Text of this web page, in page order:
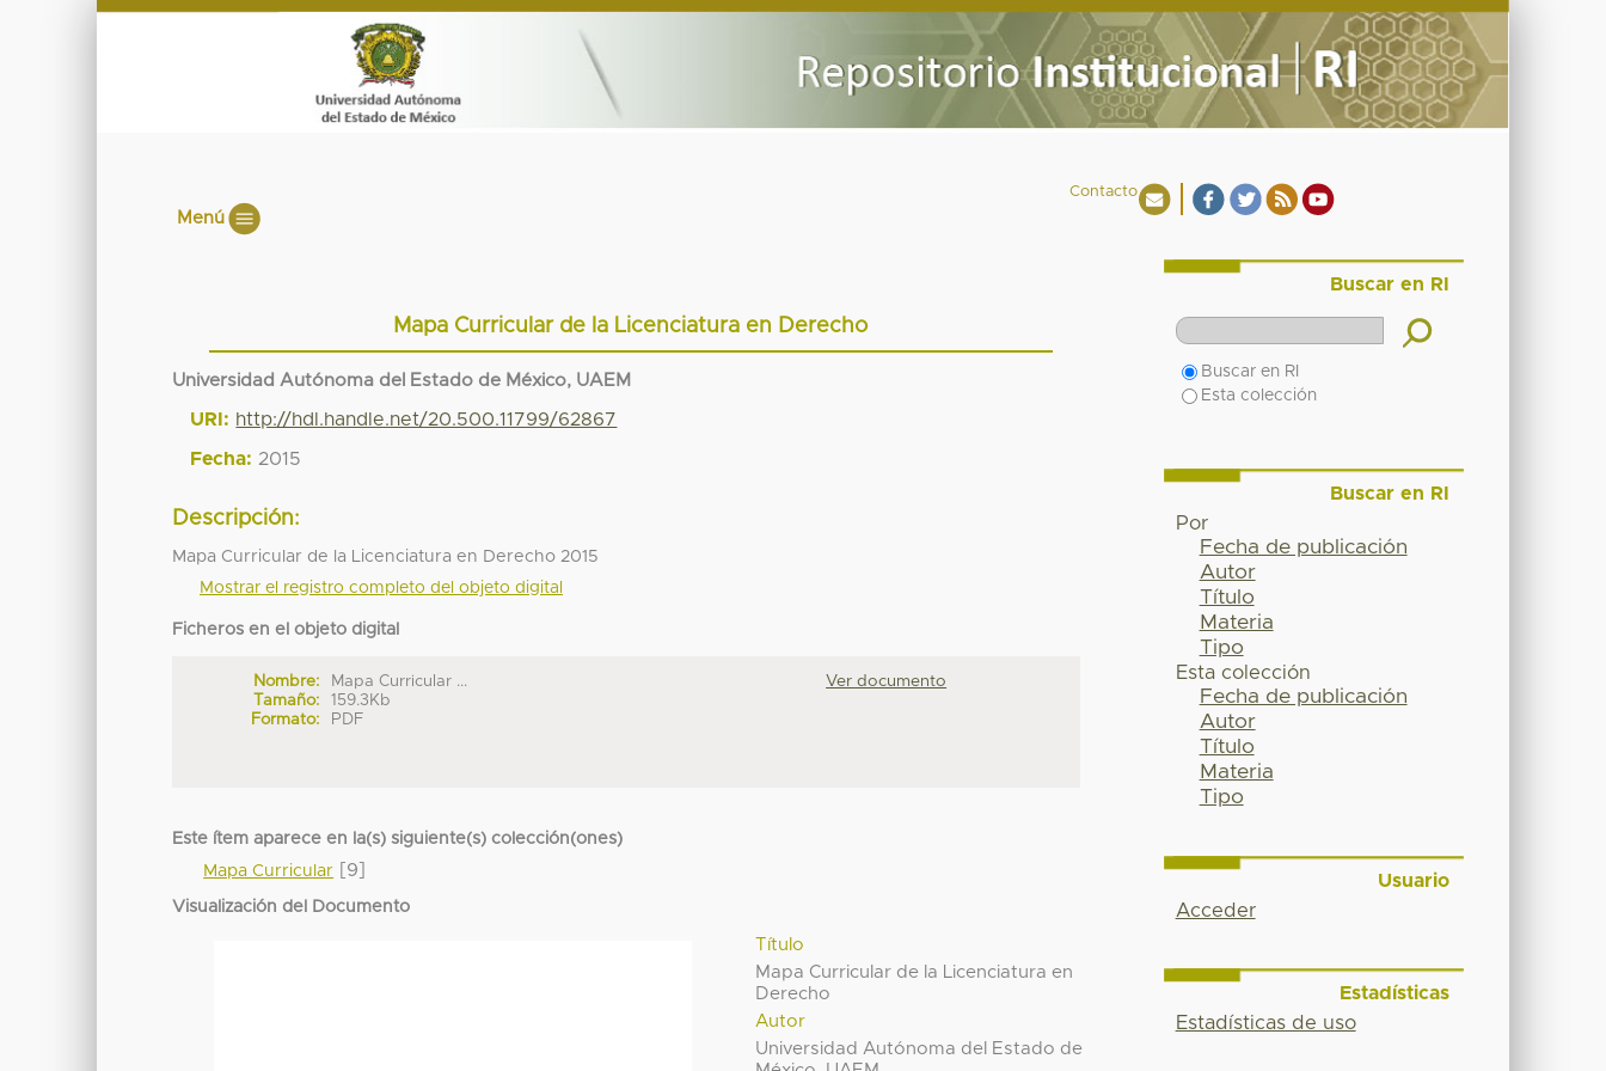
Contacto
Menú
Mapa Curricular de la Licenciatura en Derecho
Universidad Autónoma del Estado de México, UAEM
URI: http://hdl.handle.net/20.500.11799/62867
Fecha: 2015
Descripción:
Mapa Curricular de la Licenciatura en Derecho 2015
Mostrar el registro completo del objeto digital
Ficheros en el objeto digital
Nombre:
Mapa Curricular ...
Tamaño:
159.3Kb
Formato:
PDF
Ver documento
Este ítem aparece en la(s) siguiente(s) colección(ones)
Mapa Curricular [9]
Visualización del Documento
Título
Mapa Curricular de la Licenciatura en
Derecho
Autor
Universidad Autónoma del Estado de
Buscar en RI
Buscar en RI
Esta colección
Buscar en RI
Por
Fecha de publicación
Autor
Título
Materia
Tipo
Esta colección
Fecha de publicación
Autor
Título
Materia
Tipo
Usuario
Acceder
Estadísticas
Estadísticas de uso